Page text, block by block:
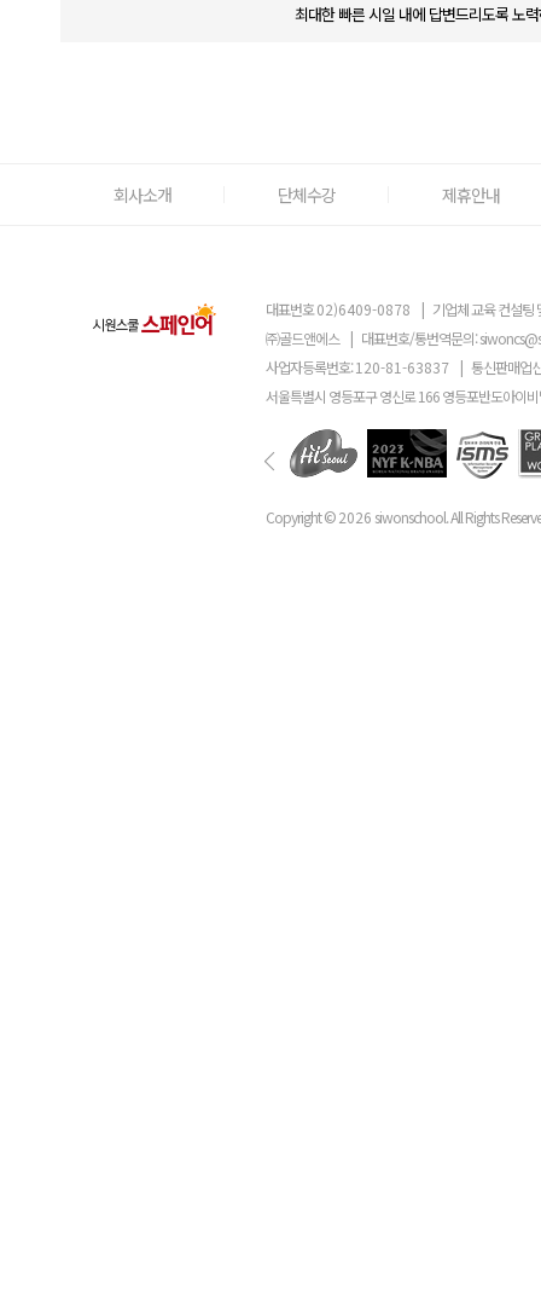
최대한 빠른 시일 내에 답변드리도록 노
회사소개 단체수강 제휴안내
대표번호02)6409-0878 | 기업체 교육 컨설팅
㈜골드앤에스 | 대표번호/통번역문의:
사업자등록번호:120-81-63837 | 통신판매업
서울특별시 영등포구 영신로 166 영등포반도아이
Copyright ©2026 siwonschool. All Rights